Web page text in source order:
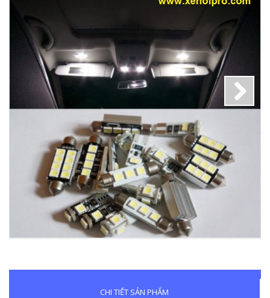
CHI TIẾT SẢN PHẨM